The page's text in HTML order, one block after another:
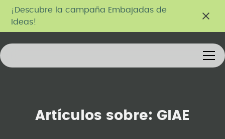
¡Descubre la campaña Embajadas de
Ideas!
Artículos sobre: GIAE